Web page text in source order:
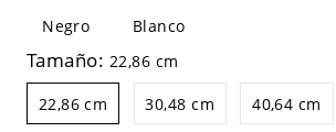
Negro Blanco
Tamaño: 22,86 cm
22,86 cm 30,48 cm 40,64 cm